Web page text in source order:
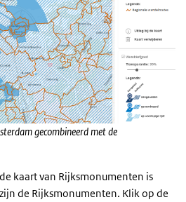
gecombineerd met de
kaart van Rijksmonumenten is
de Rijksmonumenten. Klik op de